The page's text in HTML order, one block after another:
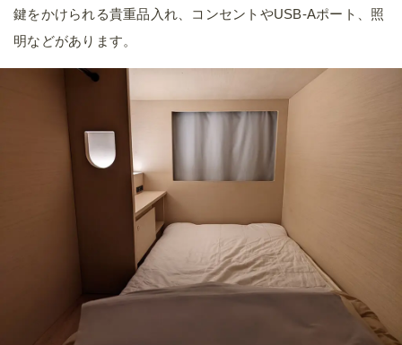
鍵をかけられる貴重品入れ、コンセントやUSB-Aポート、照
明などがあります。